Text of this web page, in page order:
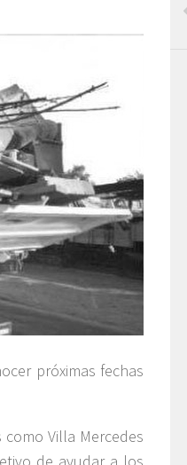
próximas fechas
Villa Mercedes